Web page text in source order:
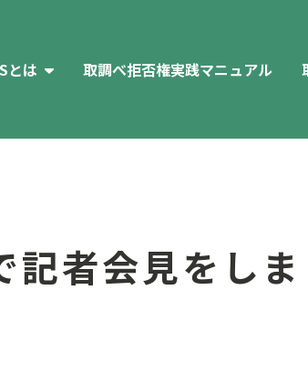
とは 取調べ拒否権実践マニュアル
記者会見をし